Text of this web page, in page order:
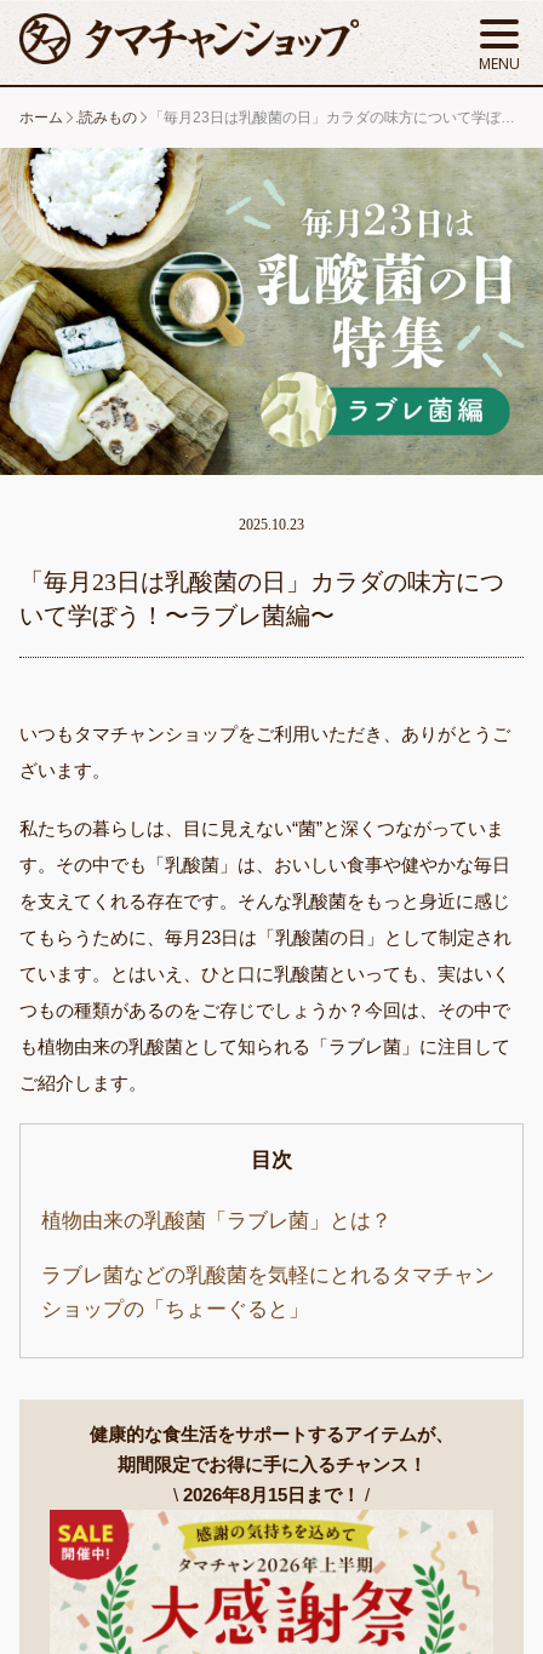
ホーム .読みもの 「毎月23日は乳酸菌の日」カラダの味方について学ぼう！〜ラブレ菌編〜
2025.10.23
「毎月23日は乳酸菌の日」カラダの味方につ
いて学ぼう！〜ラブレ菌編〜
いつもタマチャンショップをご利用いただき、ありがとうご
ざいます。
私たちの暮らしは、目に見えない“菌”と深くつながっていま
す。その中でも「乳酸菌」は、おいしい食事や健やかな毎日
を支えてくれる存在です。そんな乳酸菌をもっと身近に感じ
てもらうために、毎月23日は「乳酸菌の日」として制定され
ています。とはいえ、ひと口に乳酸菌といっても、実はいく
つもの種類があるのをご存じでしょうか？今回は、その中で
も植物由来の乳酸菌として知られる「ラブレ菌」に注目して
ご紹介します。
目次
植物由来の乳酸菌「ラブレ菌」とは？
ラブレ菌などの乳酸菌を気軽にとれるタマチャン
ショップの「ちょーぐると」
健康的な食生活をサポートするアイテムが、
期間限定でお得に手に入るチャンス！
\ 2026年8月15日まで！ /